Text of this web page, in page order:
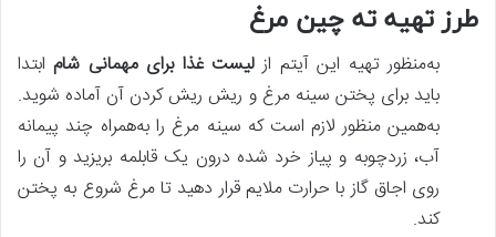
طرز تهیه ته چین مرغ
به‌منظور تهیه این آیتم از لیست غذا برای مهمانی شامابتدا
باید برای پختن سینه مرغ و ریش ریش کردن آن آماده شوید.
به‌همین منظور لازم است که سینه مرغ را به‌همراه چند پیمانه
آب، زردچوبه و پیاز خرد شده درون یک قابلمه بریزید و آن را
روی اجاق گاز با حرارت ملایم قرار دهید تا مرغ شروع به پختن
کند.